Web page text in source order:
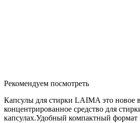
Рекомендуем посмотреть
Капсулы для стирки LAIMA это новое
концентрированное средство для
капсулах.Удобный компактный формат